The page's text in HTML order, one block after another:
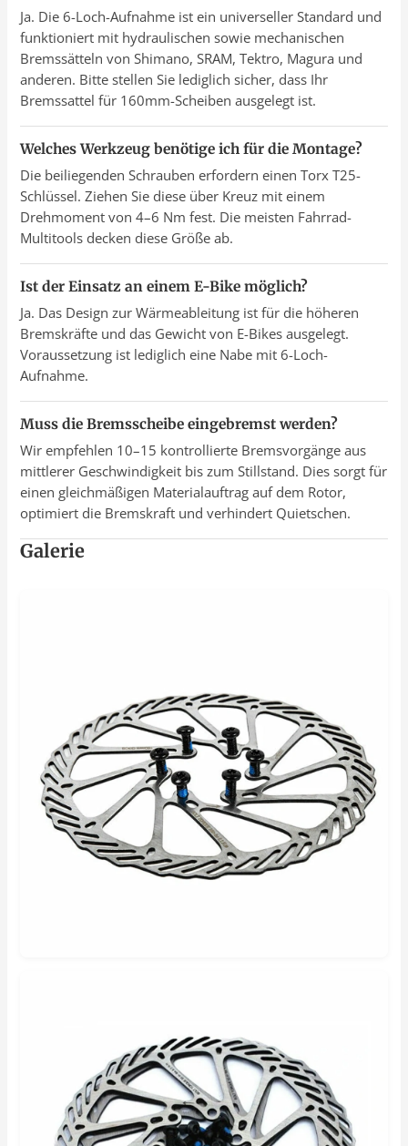
Ja. Die 6-Loch-Aufnahme ist ein universeller Standard und
funktioniert mit hydraulischen sowie mechanischen
Bremssätteln von Shimano, SRAM, Tektro, Magura und
anderen. Bitte stellen Sie lediglich sicher, dass Ihr
Bremssattel für 160mm-Scheiben ausgelegt ist.
Welches Werkzeug benötige ich für die Montage?
Die beiliegenden Schrauben erfordern einen Torx T25-
Schlüssel. Ziehen Sie diese über Kreuz mit einem
Drehmoment von 4–6 Nm fest. Die meisten Fahrrad-
Multitools decken diese Größe ab.
Ist der Einsatz an einem E-Bike möglich?
Ja. Das Design zur Wärmeableitung ist für die höheren
Bremskräfte und das Gewicht von E-Bikes ausgelegt.
Voraussetzung ist lediglich eine Nabe mit 6-Loch-
Aufnahme.
Muss die Bremsscheibe eingebremst werden?
Wir empfehlen 10–15 kontrollierte Bremsvorgänge aus
mittlerer Geschwindigkeit bis zum Stillstand. Dies sorgt für
einen gleichmäßigen Materialauftrag auf dem Rotor,
optimiert die Bremskraft und verhindert Quietschen.
Galerie